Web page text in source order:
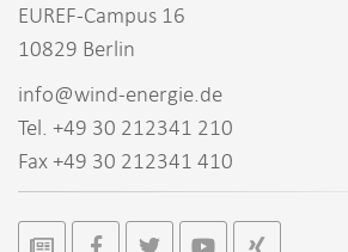
EUREF-Campus 16
10829 Berlin
info@wind-energie.de
Tel. +49 30 212341 210
Fax +49 30 212341 410